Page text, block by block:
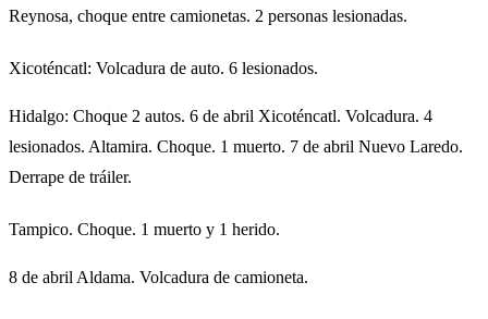
Reynosa, choque entre camionetas. 2 personas lesionadas.
Xicoténcatl: Volcadura de auto. 6 lesionados.
Hidalgo: Choque 2 autos. 6 de abril Xicoténcatl. Volcadura. 4
lesionados. Altamira. Choque. 1 muerto. 7 de abril Nuevo Laredo.
Derrape de tráiler.
Tampico. Choque. 1 muerto y 1 herido.
8 de abril Aldama. Volcadura de camioneta.